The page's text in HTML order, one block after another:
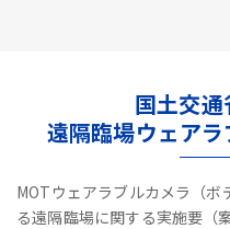
国土交
遠隔臨場ウェア
MOTウェアラブルカメラ（
る遠隔臨場に関する実施要（